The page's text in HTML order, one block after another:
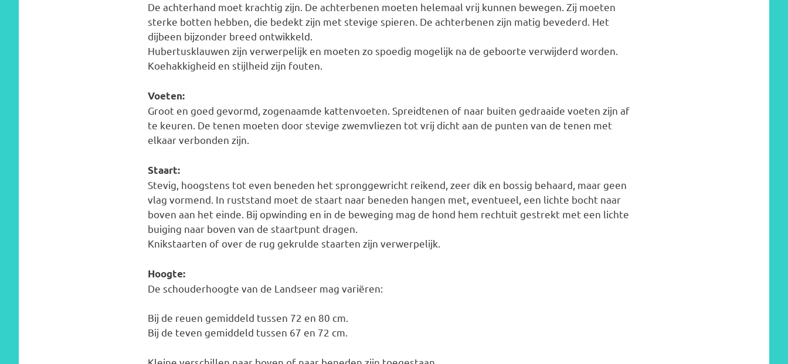
De achterhand moet krachtig zijn. De achterbenen moeten helemaal vrij kunnen bewegen. Zij moeten
sterke botten hebben, die bedekt zijn met stevige spieren. De achterbenen zijn matig bevederd. Het
dijbeen bijzonder breed ontwikkeld.
Hubertusklauwen zijn verwerpelijk en moeten zo spoedig mogelijk na de geboorte verwijderd worden.
Koehakkigheid en stijlheid zijn fouten.
Voeten:
Groot en goed gevormd, zogenaamde kattenvoeten. Spreidtenen of naar buiten gedraaide voeten zijn af
te keuren. De tenen moeten door stevige zwemvliezen tot vrij dicht aan de punten van de tenen met
elkaar verbonden zijn.
Staart:
Stevig, hoogstens tot even beneden het spronggewricht reikend, zeer dik en bossig behaard, maar geen
vlag vormend. In ruststand moet de staart naar beneden hangen met, eventueel, een lichte bocht naar
boven aan het einde. Bij opwinding en in de beweging mag de hond hem rechtuit gestrekt met een lichte
buiging naar boven van de staartpunt dragen.
Knikstaarten of over de rug gekrulde staarten zijn verwerpelijk.
Hoogte:
De schouderhoogte van de Landseer mag variëren:
Bij de reuen gemiddeld tussen 72 en 80 cm.
Bij de teven gemiddeld tussen 67 en 72 cm.